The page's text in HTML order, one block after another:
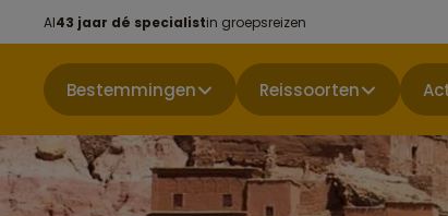
Al43 jaar dé specialistin groepsreizen
Bestemmingen Reissoorten